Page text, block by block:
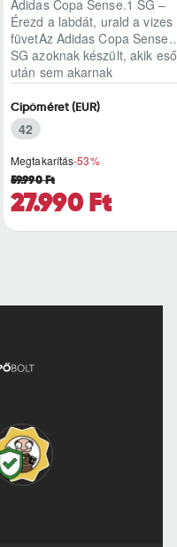
Adidas Copa Sense.1 SG –
Érezd a labdát, urald a vizes
füvetAz Adidas Copa
SG azoknak készült, akik eső
után sem akarnak
kompromisszumot kötni..
Megtakarítás-53%
27.990 Ft
59.990 Ft
Cipőméret (EUR)
42